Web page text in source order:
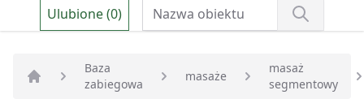
Ulubione (0)
Strona główna
Baza
zabiegowa
masaże
masaż
segmentowy